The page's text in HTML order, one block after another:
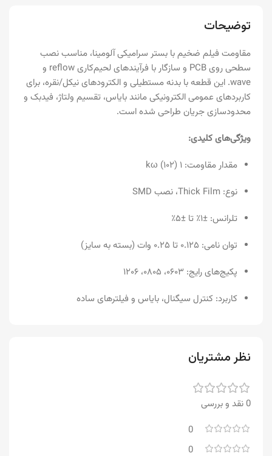
توضیحات
مقاومت فیلم ضخیم با بستر سرامیکی آلومینا، مناسب نصب
سطحی روی PCB و سازگار با فرآیندهای لحیم‌کاری reflow و
wave. این قطعه با بدنه مستطیلی و الکترودهای نیکل/نقره، برای
کاربردهای عمومی الکترونیکی مانند بایاس، تقسیم ولتاژ، فیدبک و
محدودسازی جریان طراحی شده است.
ویژگی‌های کلیدی:
مقدار مقاومت: ۱ kω (۱۰۲)
نوع: Thick Film، نصب SMD
تلرانس: ±۱٪ تا ±۵٪
توان نامی: ۰.۱۲۵ تا ۰.۲۵ وات (بسته به سایز)
پکیج‌های رایج: ۰۶۰۳، ۰۸۰۵، ۱۲۰۶
کاربرد: کنترل سیگنال، بایاس و فیلترهای ساده
نظر مشتریان
0 نقد و بررسی
0
0